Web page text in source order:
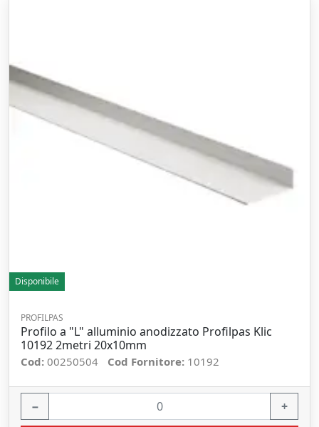
Disponibile
PROFILPAS
Profilo a "L" alluminio anodizzato Profilpas Klic
10192 2metri 20x10mm
Cod: 00250504 Cod Fornitore: 10192
− +